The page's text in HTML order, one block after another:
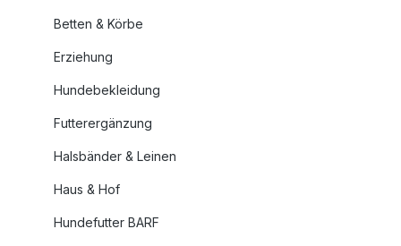
Betten & Körbe
Erziehung
Hundebekleidung
Futterergänzung
Halsbänder & Leinen
Haus & Hof
Hundefutter BARF